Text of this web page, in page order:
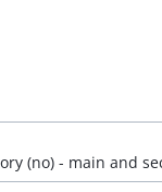
(no) - main and